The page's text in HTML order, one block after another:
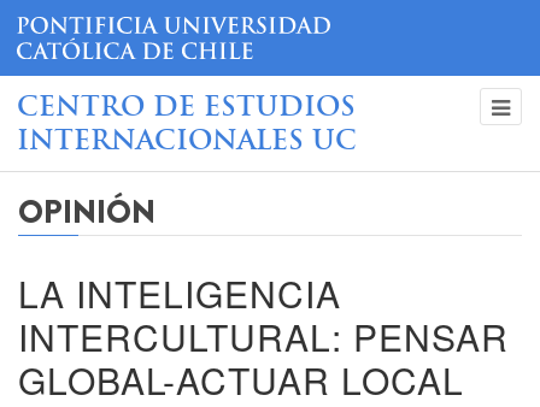
CENTRO DE ESTUDIOS
INTERNACIONALES UC
OPINIÓN
LA INTELIGENCIA
INTERCULTURAL: PENSAR
GLOBAL-ACTUAR LOCAL